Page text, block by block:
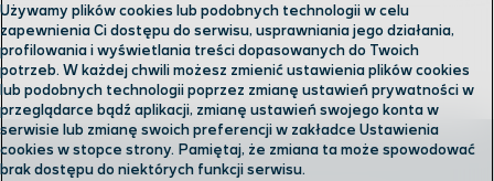
Używamy plików cookies lub podobnych technologii w celu
zapewnienia Ci dostępu do serwisu, usprawniania jego działania,
profilowania i wyświetlania treści dopasowanych do Twoich
potrzeb. W każdej chwili możesz zmienić ustawienia plików cookies
lub podobnych technologii poprzez zmianę ustawień prywatności w
przeglądarce bądź aplikacji, zmianę ustawień swojego konta w
serwisie lub zmianę swoich preferencji w zakładce Ustawienia
cookies w stopce strony. Pamiętaj, że zmiana ta może spowodować
brak dostępu do niektórych funkcji serwisu.